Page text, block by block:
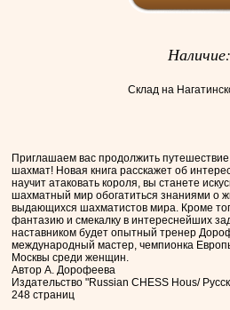
Наличие:
Склад на
Приглашаем вас продолжить
шахмат! Новая книга расскажет об
научит атаковать короля, вы станете
шахматный мир обогатиться знаниями о
выдающихся шахматистов мира. Кроме
фантазию и смекалку в интереснейших
наставником будет опытный тренер
международный мастер, чемпионка
Москвы среди женщин.
Автор А. Дорофеева
Издательство "Russian CHESS Hous/
248 страниц